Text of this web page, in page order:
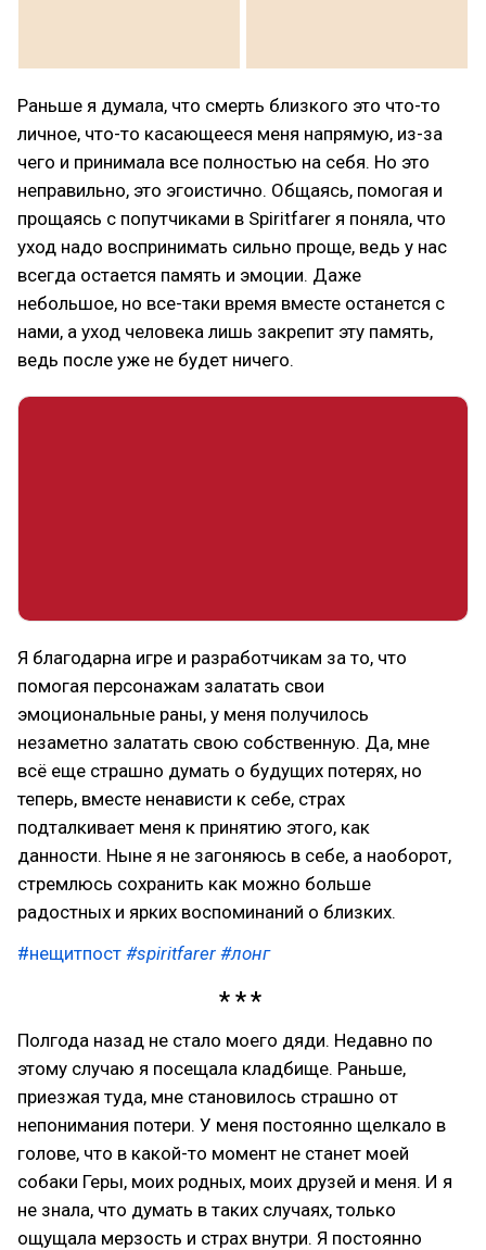
Раньше я думала, что смерть близкого это что-то
личное, что-то касающееся меня напрямую, из-за
чего и принимала все полностью на себя. Но это
неправильно, это эгоистично. Общаясь, помогая и
прощаясь с попутчиками в Spiritfarer я поняла, что
уход надо воспринимать сильно проще, ведь у нас
всегда остается память и эмоции. Даже
небольшое, но все-таки время вместе останется с
нами, а уход человека лишь закрепит эту память,
ведь после уже не будет ничего.
Я благодарна игре и разработчикам за то, что
помогая персонажам залатать свои
эмоциональные раны, у меня получилось
незаметно залатать свою собственную. Да, мне
всё еще страшно думать о будущих потерях, но
теперь, вместе ненависти к себе, страх
подталкивает меня к принятию этого, как
данности. Ныне я не загоняюсь в себе, а наоборот,
стремлюсь сохранить как можно больше
радостных и ярких воспоминаний о близких.
#нещитпост #spiritfarer #лонг
Полгода назад не стало моего дяди. Недавно по
этому случаю я посещала кладбище. Раньше,
приезжая туда, мне становилось страшно от
непонимания потери. У меня постоянно щелкало в
голове, что в какой-то момент не станет моей
собаки Геры, моих родных, моих друзей и меня. И я
не знала, что думать в таких случаях, только
ощущала мерзость и страх внутри. Я постоянно